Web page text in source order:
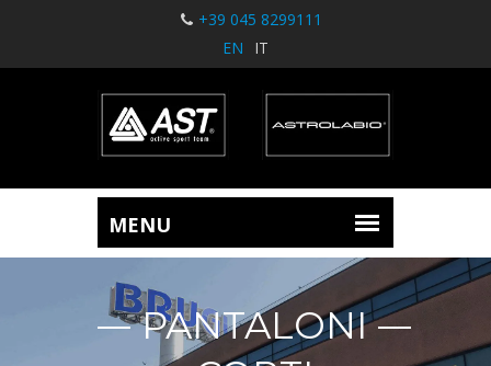
+39 045 8299111
EN
IT
PANTALONI